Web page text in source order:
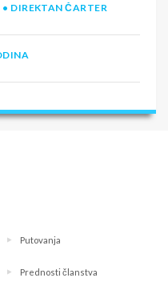
DIREKTAN ČARTER
Putovanja
Prednosti članstva